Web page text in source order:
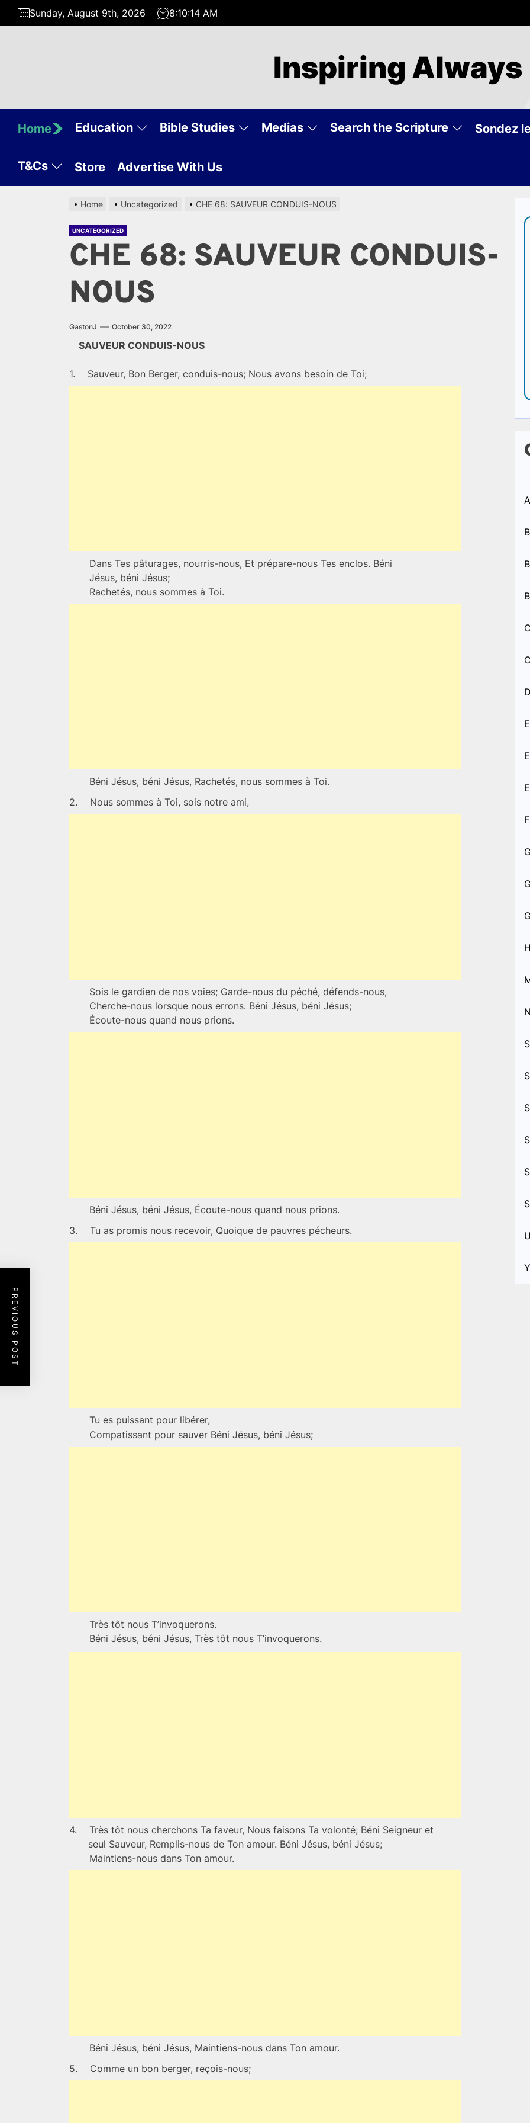
Skip
Sunday, August 9th, 2026 8:10:14 AM
Inspiring Always
Home Education Bible Studies Medias Search the Scripture Sondez
T&Cs Store Advertise With Us
Home Uncategorized CHE 68: SAUVEUR CONDUIS-NOUS
UNCATEGORIZED
CHE 68: SAUVEUR CONDUIS-
NOUS
GastonJ October 30, 2022
SAUVEUR CONDUIS-NOUS
1. Sauveur, Bon Berger, conduis-nous; Nous avons besoin de Toi;
Dans Tes pâturages, nourris-nous, Et prépare-nous Tes enclos. Béni
Jésus, béni Jésus;
Rachetés, nous sommes à Toi.
Béni Jésus, béni Jésus, Rachetés, nous sommes à Toi.
2.
Nous sommes à Toi, sois notre ami,
Sois le gardien de nos voies; Garde-nous du péché, défends-nous,
Cherche-nous lorsque nous errons. Béni Jésus, béni Jésus;
Écoute-nous quand nous prions.
Béni Jésus, béni Jésus, Écoute-nous quand nous prions.
3.
Tu as promis nous recevoir, Quoique de pauvres pécheurs.
Tu es puissant pour libérer,
Compatissant pour sauver Béni Jésus, béni Jésus;
Très tôt nous T’invoquerons.
Béni Jésus, béni Jésus, Très tôt nous T’invoquerons.
4.
Très tôt nous cherchons Ta faveur, Nous faisons Ta volonté; Béni Seigneur et
seul Sauveur, Remplis-nous de Ton amour. Béni Jésus, béni Jésus;
Maintiens-nous dans Ton amour.
Béni Jésus, béni Jésus, Maintiens-nous dans Ton amour.
5.
Comme un bon berger, reçois-nous;
PREVIOUS POST